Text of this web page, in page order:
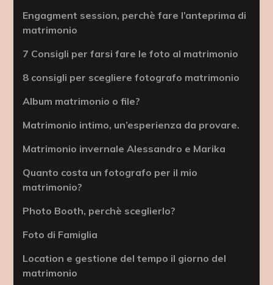
Engagment session, perchè fare l’anteprima di
matrimonio
7 Consigli per farsi fare le foto al matrimonio
8 consigli per scegliere fotografo matrimonio
Album matrimonio o file?
Matrimonio intimo, un’esperienza da provare.
Matrimonio invernale Alessandro e Marika
Quanto costa un fotografo per il mio
matrimonio?
Photo Booth, perchè sceglierlo?
Foto di Famiglia
Location e gestione del tempo il giorno del
matrimonio